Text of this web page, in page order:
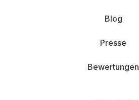
Blog
Presse
Bewertungen